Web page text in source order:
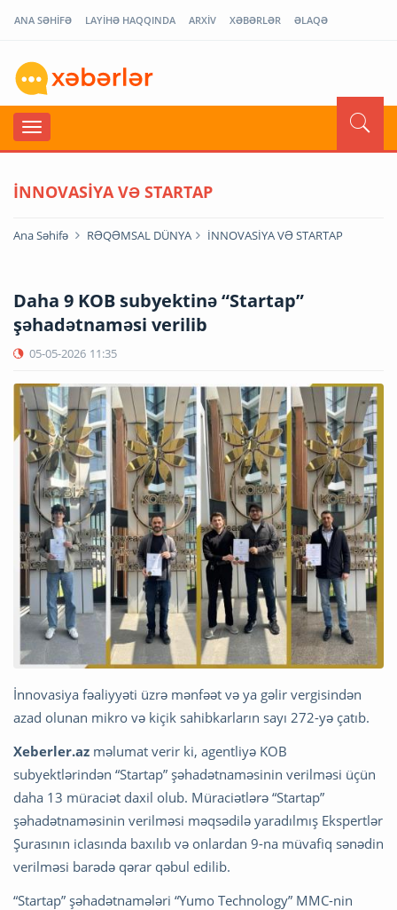
ANA SƏHİFƏ LAYİHƏ HAQQINDA ARXİV XƏBƏRLƏR ƏLAQƏ
İNNOVASİYA VƏ STARTAP
Ana Səhifə RƏQƏMSAL DÜNYA İNNOVASİYA VƏ STARTAP
Daha 9 KOB subyektinə “Startap”
şəhadətnaməsi verilib
05-05-2026 11:35
İnnovasiya fəaliyyəti üzrə mənfəət və ya gəlir vergisindən
azad olunan mikro və kiçik sahibkarların sayı 272-yə çatıb.
Xeberler.az məlumat verir ki, agentliyə KOB
subyektlərindən “Startap” şəhadətnaməsinin verilməsi üçün
daha 13 müraciət daxil olub. Müraciətlərə “Startap”
şəhadətnaməsinin verilməsi məqsədilə yaradılmış Ekspertlər
Şurasının iclasında baxılıb və onlardan 9-na müvafiq sənədin
verilməsi barədə qərar qəbul edilib.
“Startap” şəhadətnamələri “Yumo Technology” MMC-nin